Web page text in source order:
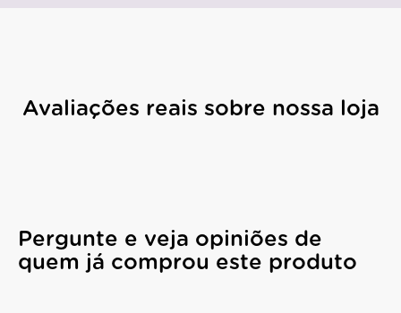
Avaliações reais sobre nossa loja
Pergunte e veja opiniões de
quem já comprou este produto